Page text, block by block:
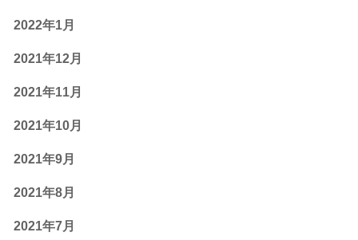
2022年1月
2021年12月
2021年11月
2021年10月
2021年9月
2021年8月
2021年7月